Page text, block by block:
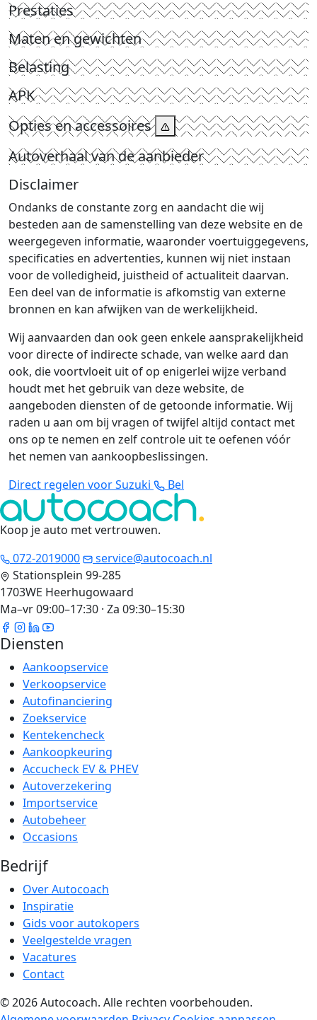
Prestaties
Maten en gewichten
Belasting
APK
Opties en accessoires
Autoverhaal van de aanbieder
Disclaimer
Ondanks de constante zorg en aandacht die wij
besteden aan de samenstelling van deze website en de
weergegeven informatie, waaronder voertuiggegevens,
specificaties en advertenties, kunnen wij niet instaan
voor de volledigheid, juistheid of actualiteit daarvan.
Een deel van de informatie is afkomstig van externe
bronnen en kan afwijken van de werkelijkheid.
Wij aanvaarden dan ook geen enkele aansprakelijkheid
voor directe of indirecte schade, van welke aard dan
ook, die voortvloeit uit of op enigerlei wijze verband
houdt met het gebruik van deze website, de
aangeboden diensten of de getoonde informatie. Wij
raden u aan om bij vragen of twijfel altijd contact met
ons op te nemen en zelf controle uit te oefenen vóór
het nemen van aankoopbeslissingen.
Direct regelen voor Suzuki
Bel
Koop je auto met vertrouwen.
072-2019000
service@autocoach.nl
Stationsplein 99-285
1703WE Heerhugowaard
Ma–vr 09:00–17:30 · Za 09:30–15:30
Diensten
Aankoopservice
Verkoopservice
Autofinanciering
Zoekservice
Kentekencheck
Aankoopkeuring
Accucheck EV & PHEV
Autoverzekering
Importservice
Autobeheer
Occasions
Bedrijf
Over Autocoach
Inspiratie
Gids voor autokopers
Veelgestelde vragen
Vacatures
Contact
© 2026 Autocoach. Alle rechten voorbehouden.